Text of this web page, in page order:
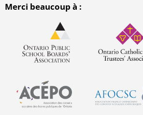
Merci beaucoup à :